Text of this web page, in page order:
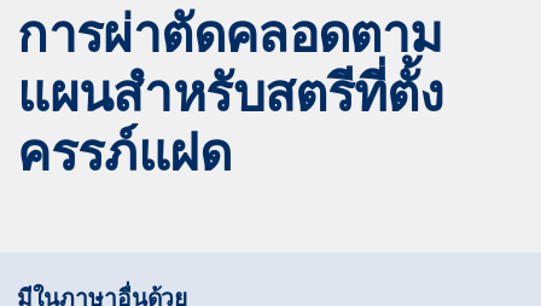
การผ่าตัดคลอดตาม
แผนสำหรับสตรีที่ตั้ง
ครรภ์แฝด
มีในภาษาอื่นด้วย